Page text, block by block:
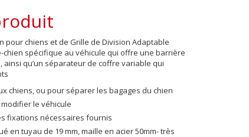
pour chiens et de Grille de Division Adaptable
chien spécifique au véhicule qui offre une barrière
ainsi qu’un séparateur de coffre variable qui
chiens, ou pour séparer les bagages du chien
le véhicule
fixations nécessaires fournis
en tuyau de 19 mm, maille en acier 50mm- très